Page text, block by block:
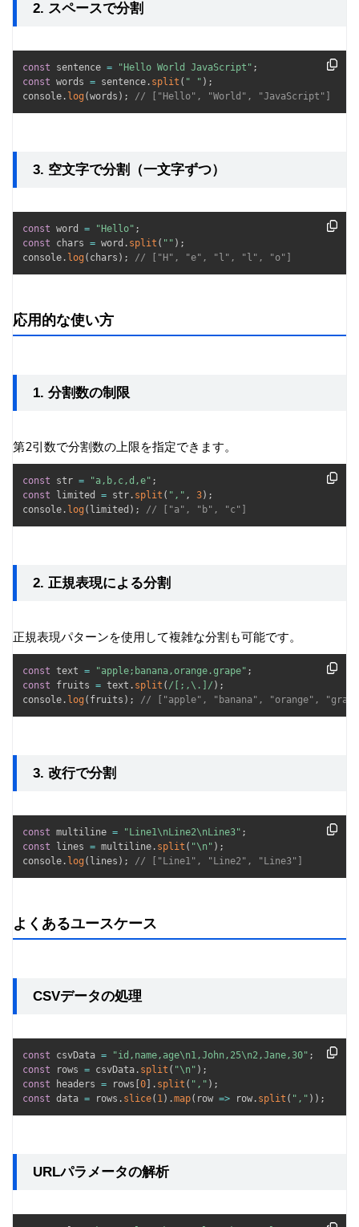
2. スペースで分割
const sentence = "Hello World JavaScript" ;
const words = sentence . split ( " " ) ;
console . log (words ) ; // ["Hello", "World", "JavaScript"]
3. 空文字で分割（一文字ずつ）
const word = "Hello" ;
const chars = word . split ( "" ) ;
console . log ( chars ) ; // ["H", "e", "l", "l", "o"]
応用的な使い方
1. 分割数の制限
第2引数で分割数の上限を指定できます。
const str = "a,b,c,d,e" ;
const limited = str . split ( "," , 3) ;
console . log ( limited ) ; // ["a", "b", "c"]
2. 正規表現による分割
正規表現パターンを使用して複雑な分割も可能です。
const text = "apple;banana,orange.grape" ;
const fruits = text . split ( / [;,\.] / ) ;
console . log ( fruits ) ; // ["apple", "banana", "orange",
3. 改行で分割
const multiline = "Line1\nLine2\nLine3" ;
const lines = multiline . split ( "\n" ) ;
console . log ( lines ) ; // ["Line1", "Line2", "Line3"]
よくあるユースケース
CSVデータの処理
const csvData = "id,name,age\n1,John,25\n2,Jane,30" ;
const rows = csvData . split ( "\n" ) ;
const headers = rows 0 . split ( "," ) ;
const data = rows . slice( 1) .map( row => row . split ( "," ) ) ;
URLパラメータの解析